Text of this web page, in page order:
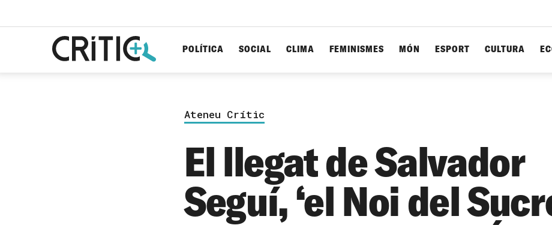
POLÍTICA SOCIAL CLIMA FEMINISMES MÓN ESPORT CULTURA
Ateneu Crític
El llegat de Salvador
Seguí, ‘el Noi del